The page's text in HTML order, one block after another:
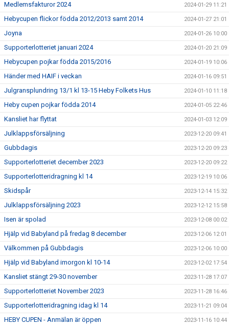
Medlemsfakturor 2024 2024-01-29 11:21
Hebycupen flickor födda 2012/2013 samt 2014 2024-01-27 21:01
Joyna 2024-01-26 10:00
Supporterlotteriet januari 2024 2024-01-20 21:09
Hebycupen pojkar födda 2015/2016 2024-01-19 10:06
Händer med HAIF i veckan 2024-01-16 09:51
Julgransplundring 13/1 kl 13-15 Heby Folkets Hus 2024-01-10 11:18
Heby cupen pojkar födda 2014 2024-01-05 22:46
Kansliet har flyttat 2024-01-03 12:09
Julklappsförsäljning 2023-12-20 09:41
Gubbdagis 2023-12-20 09:23
Supporterlotteriet december 2023 2023-12-20 09:22
Supporterlotteridragning kl 14 2023-12-19 10:06
Skidspår 2023-12-14 15:32
Julklappsförsäljning 2023 2023-12-12 15:58
Isen är spolad 2023-12-08 00:02
Hjälp vid Babyland på fredag 8 december 2023-12-06 12:01
Välkommen på Gubbdagis 2023-12-06 10:00
Hjälp vid Babyland imorgon kl 10-14 2023-12-02 17:54
Kansliet stängt 29-30 november 2023-11-28 17:07
Supporterlotteriet November 2023 2023-11-28 16:46
Supporterlotteridragning idag kl 14 2023-11-21 09:04
HEBY CUPEN - Anmälan är öppen 2023-11-16 10:44